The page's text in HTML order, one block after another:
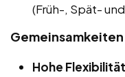
(Früh-, Spät-
Hohe